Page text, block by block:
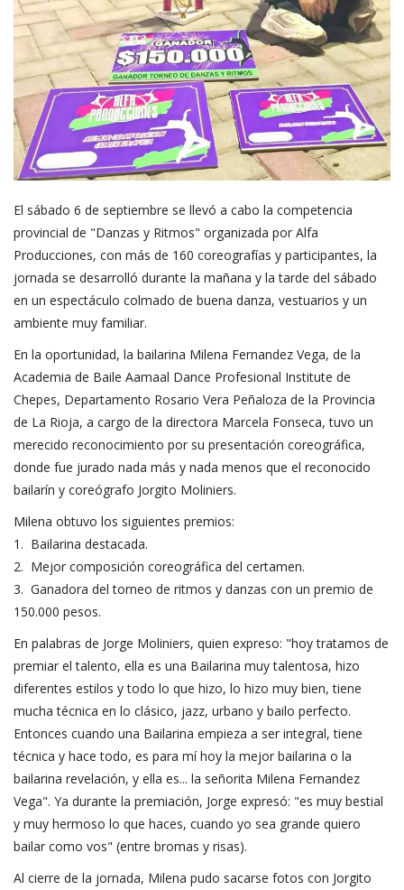
El sábado 6 de septiembre se llevó a cabo la competencia
provincial de "Danzas y Ritmos" organizada por Alfa
Producciones, con más de 160 coreografías y participantes, la
jornada se desarrolló durante la mañana y la tarde del sábado
en un espectáculo colmado de buena danza, vestuarios y un
ambiente muy familiar.
En la oportunidad, la bailarina Milena Fernandez Vega, de la
Academia de Baile Aamaal Dance Profesional Institute de
Chepes, Departamento Rosario Vera Peñaloza de la Provincia
de La Rioja, a cargo de la directora Marcela Fonseca, tuvo un
merecido reconocimiento por su presentación coreográfica,
donde fue jurado nada más y nada menos que el reconocido
bailarín y coreógrafo Jorgito Moliniers.
Milena obtuvo los siguientes premios:
1. Bailarina destacada.
2. Mejor composición coreográfica del certamen.
3. Ganadora del torneo de ritmos y danzas con un premio de
150.000 pesos.
En palabras de Jorge Moliniers, quien expreso: "hoy tratamos de
premiar el talento, ella es una Bailarina muy talentosa, hizo
diferentes estilos y todo lo que hizo, lo hizo muy bien, tiene
mucha técnica en lo clásico, jazz, urbano y bailo perfecto.
Entonces cuando una Bailarina empieza a ser integral, tiene
técnica y hace todo, es para mí hoy la mejor bailarina o la
bailarina revelación, y ella es... la señorita Milena Fernandez
Vega". Ya durante la premiación, Jorge expresó: "es muy bestial
y muy hermoso lo que haces, cuando yo sea grande quiero
bailar como vos" (entre bromas y risas).
Al cierre de la jornada, Milena pudo sacarse fotos con Jorgito